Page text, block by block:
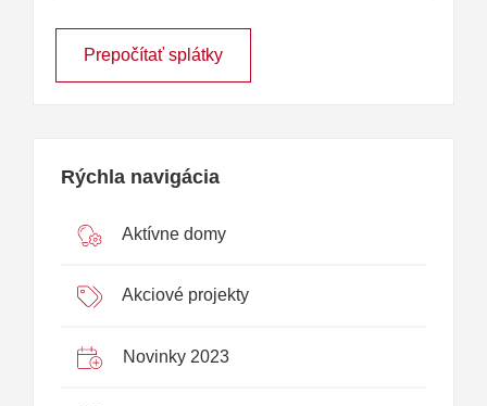
Prepočítať splátky
Rýchla navigácia
Aktívne domy
Akciové projekty
Novinky 2023